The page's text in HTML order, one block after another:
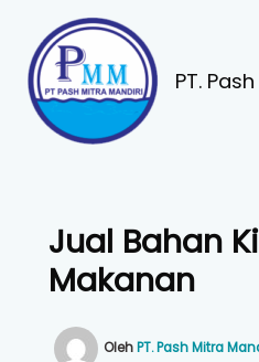
konten
PT.
Jual Bahan
Makanan
OlehPT. Pash Mitra